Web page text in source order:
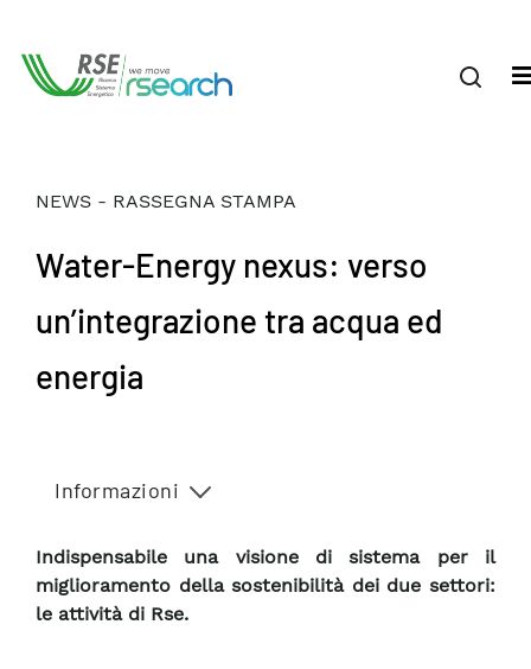
NEWS - RASSEGNA STAMPA
Water-Energy nexus: verso
un’integrazione tra acqua ed
energia
Informazioni
Indispensabile una visione di sistema per il
miglioramento della sostenibilità dei due settori:
le attività di Rse.